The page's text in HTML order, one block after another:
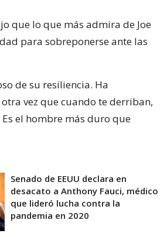
que lo que más admira de Joe
para sobreponerse ante las
de su resiliencia. Ha
vez que cuando te derriban,
el hombre más duro que
Senado de EEUU declara en
desacato a Anthony Fauci, médico
que lideró lucha contra la
pandemia en 2020